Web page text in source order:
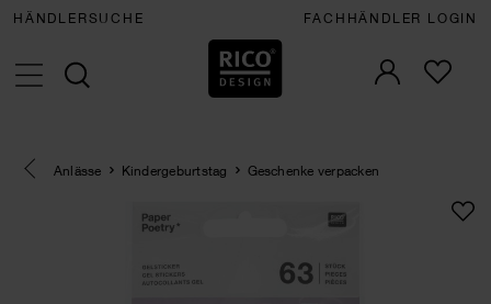
HÄNDLERSUCHE FACHHÄNDLER LOGIN
Eine Kategorie zurück navigieren
Anlässe Kindergeburtstag Geschenke verpacken